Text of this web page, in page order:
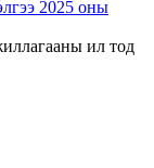
2025 оны
ил тод